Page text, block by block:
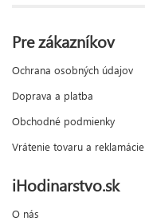
Pre zákazníkov
Ochrana osobných údajov
Doprava a platba
Obchodné podmienky
Vrátenie tovaru a reklamácie
iHodinarstvo.sk
O nás